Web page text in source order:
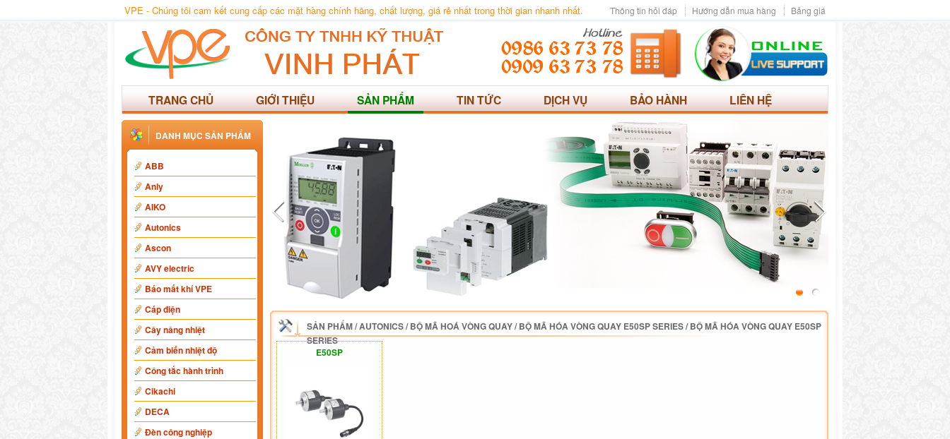
VPE - Chúng tôi cam kết cung cấp các mặt hàng chính hãng, chất lượng, giá rẻ nhất trong thời gian nhanh nhất. Bảng giá
Hướng dẫn mua hàng
Thông tin hỏi đáp
TRANG CHỦ GIỚI THIỆU SẢN PHẨM TIN TỨC DỊCH VỤ BẢO HÀNH LIÊN HỆ
DANH MỤC SẢN PHẨM
ABB
Anly
AIKO
Autonics
Ascon
AVY electric
Báo mất khí VPE
Cáp điện
Cây nâng nhiệt
Cảm biến nhiệt độ
Công tắc hành trình
Cikachi
DECA
Đèn công nghiệp
SẢN PHẨM/AUTONICS/BỘ MÃ HOÁ VÒNG QUAY/BỘ MÃ HÓA VÒNG QUAY E50SP SERIES/BỘ MÃ HÓA VÒNG QUAY E50SP
SERIES
E50SP